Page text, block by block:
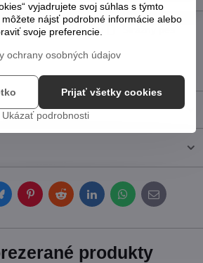
Otázka k produktu
PinterestRedditLinkedInWhatsApp
E-
mail
produkty
vyjadrujete svoj súhlas s týmto
nájsť podrobné informácie alebo
svoje preferencie.
ochrany osobných údajov
Ukázať podrobnosti
Prijať všetky cookies